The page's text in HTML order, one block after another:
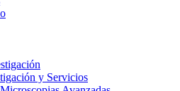
y Servicios